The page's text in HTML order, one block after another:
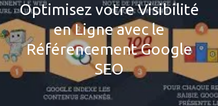
Optimisez votre Visibilité
en Ligne avec le
Référencement Google
SEO